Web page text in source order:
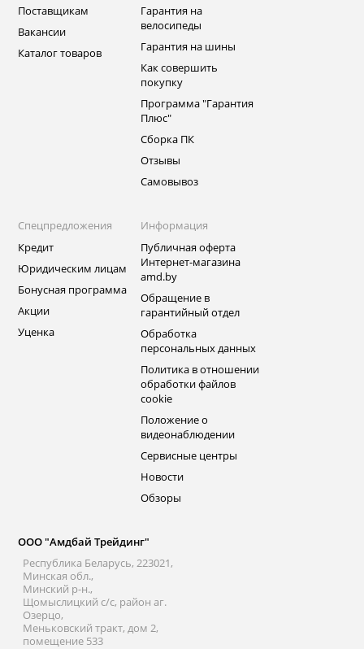
Поставщикам
Вакансии
Каталог товаров
Гарантия на
велосипеды
Гарантия на шины
Как совершить
покупку
Программа "Гарантия
Плюс"
Сборка ПК
Отзывы
Самовывоз
Спецпредложения
Кредит
Юридическим лицам
Бонусная программа
Акции
Уценка
Информация
Публичная оферта
Интернет-магазина
amd.by
Обращение в
гарантийный отдел
Обработка
персональных данных
Политика в отношении
обработки файлов
cookie
Положение о
видеонаблюдении
Сервисные центры
Новости
Обзоры
ООО "Амдбай Трейдинг"
Республика Беларусь, 223021,
Минская обл.,
Минский р-н.,
Щомыслицкий с/с, район аг.
Озерцо,
Меньковский тракт, дом 2,
помещение 533